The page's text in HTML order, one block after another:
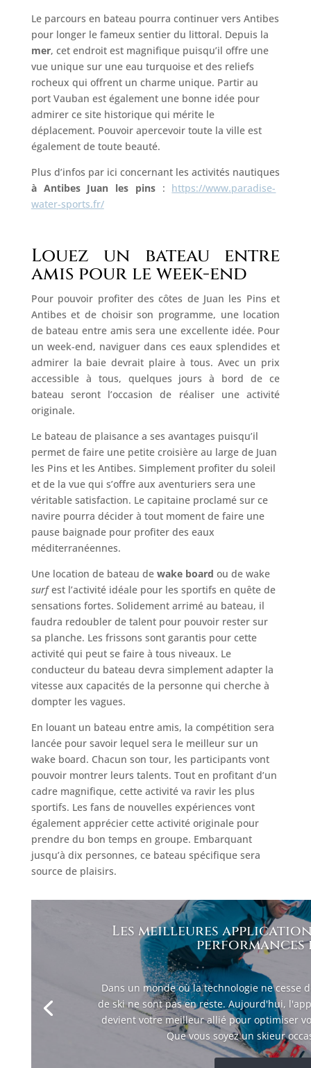
Le parcours en bateau pourra continuer vers Antibes
pour longer le fameux sentier du littoral. Depuis la
mer, cet endroit est magnifique puisqu’il offre une
vue unique sur une eau turquoise et des reliefs
rocheux qui offrent un charme unique. Partir au
port Vauban est également une bonne idée pour
admirer ce site historique qui mérite le
déplacement. Pouvoir apercevoir toute la ville est
également de toute beauté.
Plus d’infos par ici concernant les activités nautiques
à Antibes Juan les pins: https://www.paradise-
water-sports.fr/
Louez un bateau entre
amis pour le week-end
Pour pouvoir profiter des côtes de Juan les Pins et
Antibes et de choisir son programme, une location
de bateau entre amis sera une excellente idée. Pour
un week-end, naviguer dans ces eaux splendides et
admirer la baie devrait plaire à tous. Avec un prix
accessible à tous, quelques jours à bord de ce
bateau seront l’occasion de réaliser une activité
originale.
Le bateau de plaisance a ses avantages puisqu’il
permet de faire une petite croisière au large de Juan
les Pins et les Antibes. Simplement profiter du soleil
et de la vue qui s’offre aux aventuriers sera une
véritable satisfaction. Le capitaine proclamé sur ce
navire pourra décider à tout moment de faire une
pause baignade pour profiter des eaux
méditerranéennes.
Une location de bateau de wake board ou de wake
surfest l’activité idéale pour les sportifs en quête de
sensations fortes. Solidement arrimé au bateau, il
faudra redoubler de talent pour pouvoir rester sur
sa planche. Les frissons sont garantis pour cette
activité qui peut se faire à tous niveaux. Le
conducteur du bateau devra simplement adapter la
vitesse aux capacités de la personne qui cherche à
dompter les vagues.
En louant un bateau entre amis, la compétition sera
lancée pour savoir lequel sera le meilleur sur un
wake board. Chacun son tour, les participants vont
pouvoir montrer leurs talents. Tout en profitant d’un
cadre magnifique, cette activité va ravir les plus
sportifs. Les fans de nouvelles expériences vont
également apprécier cette activité originale pour
prendre du bon temps en groupe. Embarquant
jusqu’à dix personnes, ce bateau spécifique sera
source de plaisirs.
Les meilleures
performances
Dans un monde où la technologie ne cesse
de ski ne sont pas en reste. Aujourd'hui,
devient votre meilleur allié pour optimiser
Que vous soyez un skieur